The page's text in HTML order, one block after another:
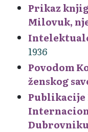
Prikaz
Milovuk,
1936
Povodom
ženskog
Publikacije
Dubrovniku